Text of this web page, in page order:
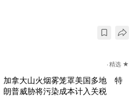
精选 ★
加拿大山火烟雾笼罩美国多地 特
朗普威胁将污染成本计入关税